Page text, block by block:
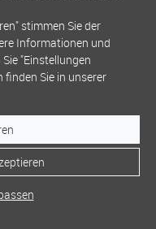
stimmen Sie der
Informationen und
"Einstellungen
Sie in unserer